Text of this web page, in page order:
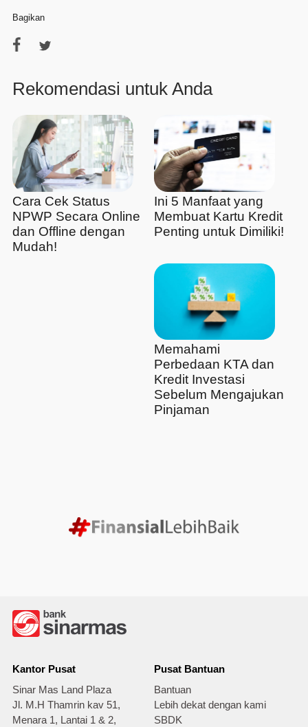
Bagikan
Rekomendasi untuk Anda
Cara Cek Status
NPWP Secara Online
dan Offline dengan
Mudah!
Ini 5 Manfaat yang
Membuat Kartu Kredit
Penting untuk Dimiliki!
Memahami
Perbedaan KTA dan
Kredit Investasi
Sebelum Mengajukan
Pinjaman
Kantor Pusat
Sinar Mas Land Plaza
Jl. M.H Thamrin kav 51,
Menara 1, Lantai 1 & 2,
Pusat Bantuan
Bantuan
Lebih dekat dengan kami
SBDK